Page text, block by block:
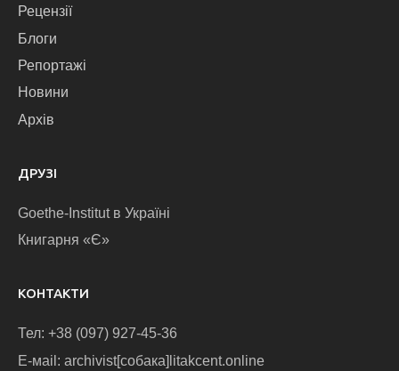
Рецензії
Блоги
Репортажі
Новини
Архів
ДРУЗІ
Goethe-Institut в Україні
Книгарня «Є»
КОНТАКТИ
Тел: +38 (097) 927-45-36
E-маіl: archivist[собака]litakcent.online